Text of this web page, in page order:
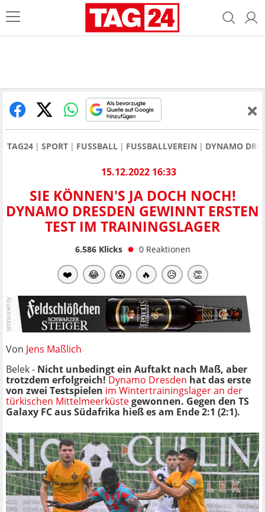
TAG24 SPORT FUSSBALL FUSSBALLVEREIN DYNAMO
15.12.2022 16:33
SIE KÖNNEN'S JA DOCH NOCH!
DYNAMO DRESDEN GEWINNT ERSTEN
TEST IM TRAININGSLAGER
6.586Klicks 0 Reaktionen
❤️ 😂 😱 🔥 😥 👏
Von Jens Maßlich
Belek - Nicht unbedingt ein Auftakt nach Maß, aber
trotzdem erfolgreich!Dynamo Dresden hat das erste
von zwei Testspielen im Wintertrainingslager an der
türkischen Mittelmeerküstegewonnen. Gegen den TS
Galaxy FCaus Südafrika hieß es am Ende 2:1 (2:1).